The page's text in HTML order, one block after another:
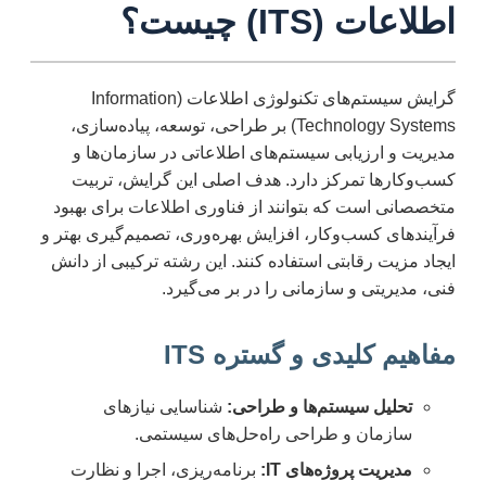
اطلاعات (ITS) چیست؟
گرایش سیستم‌های تکنولوژی اطلاعات (Information
Technology Systems) بر طراحی، توسعه، پیاده‌سازی،
مدیریت و ارزیابی سیستم‌های اطلاعاتی در سازمان‌ها و
کسب‌وکارها تمرکز دارد. هدف اصلی این گرایش، تربیت
متخصصانی است که بتوانند از فناوری اطلاعات برای بهبود
فرآیندهای کسب‌وکار، افزایش بهره‌وری، تصمیم‌گیری بهتر و
ایجاد مزیت رقابتی استفاده کنند. این رشته ترکیبی از دانش
فنی، مدیریتی و سازمانی را در بر می‌گیرد.
مفاهیم کلیدی و گستره ITS
تحلیل سیستم‌ها و طراحی: شناسایی نیازهای
سازمان و طراحی راه‌حل‌های سیستمی.
مدیریت پروژه‌های IT:
برنامه‌ریزی، اجرا و نظارت